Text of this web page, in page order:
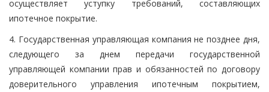
осуществляет уступку требований, составляющих
ипотечное покрытие.
4. Государственная управляющая компания не позднее дня,
следующего за днем передачи государственной
управляющей компании прав и обязанностей по договору
доверительного управления ипотечным покрытием,